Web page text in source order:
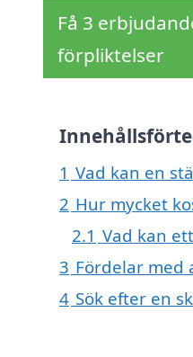
Få 3
förpliktelser
1 Vad kan en
2 Hur mycket
2.1 Vad kan
3 Fördelar med
4 Sök efter en